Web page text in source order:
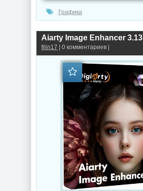
Графика
Aiarty Image Enhancer 3.13
filin17 | 0 комментариев |